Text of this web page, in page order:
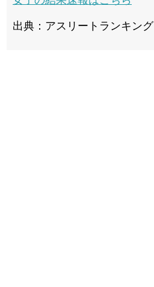
出典：アスリートランキング